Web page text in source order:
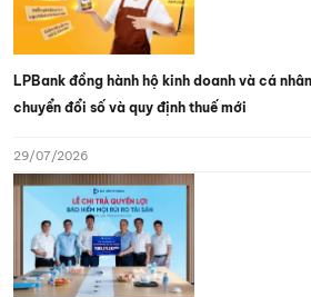
LPBank đồng hành hộ kinh doanh và cá
chuyển đổi số và quy định thuế mới
29/07/2026